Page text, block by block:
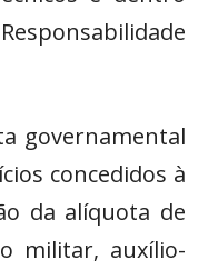
governamental
concedidos à
da alíquota de
militar, auxílio-